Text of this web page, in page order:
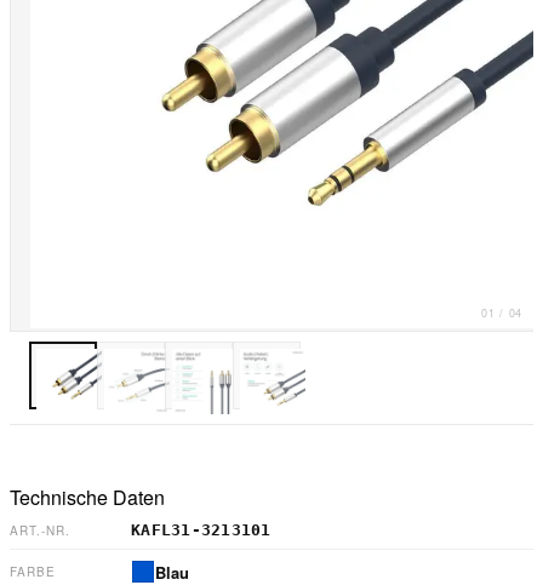
01 / 04
Technische Daten
ART.-NR. KAFL31-3213101
FARBE Blau